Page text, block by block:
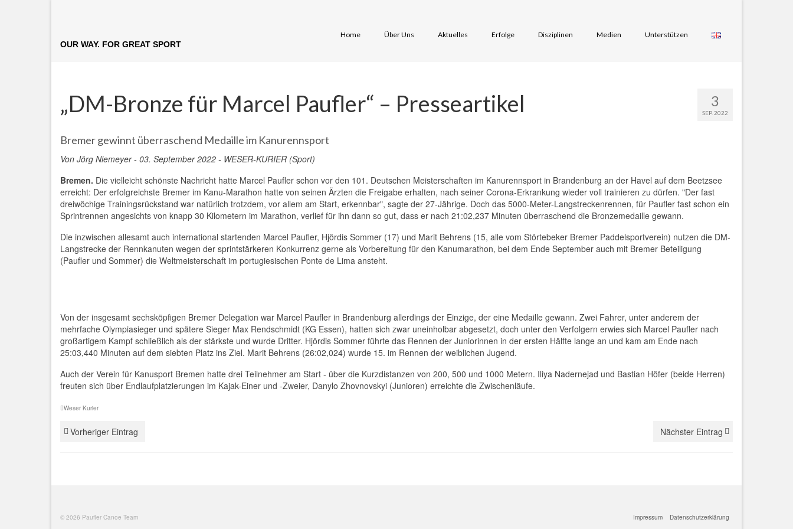
OUR WAY. FOR GREAT SPORT
Home Über Uns Aktuelles Erfolge Disziplinen Medien Unterstützen
3
SEP. 2022
„DM-Bronze für Marcel Paufler“ – Presseartikel
Bremer gewinnt überraschend Medaille im Kanurennsport
Von Jörg Niemeyer - 03. September 2022 - WESER-KURIER (Sport)
Bremen. Die vielleicht schönste Nachricht hatte Marcel Paufler schon vor den 101. Deutschen Meisterschaften im Kanurennsport in Brandenburg an der Havel auf dem Beetzsee
erreicht: Der erfolgreichste Bremer im Kanu-Marathon hatte von seinen Ärzten die Freigabe erhalten, nach seiner Corona-Erkrankung wieder voll trainieren zu dürfen. "Der fast
dreiwöchige Trainingsrückstand war natürlich trotzdem, vor allem am Start, erkennbar", sagte der 27-Jährige. Doch das 5000-Meter-Langstreckenrennen, für Paufler fast schon ein
Sprintrennen angesichts von knapp 30 Kilometern im Marathon, verlief für ihn dann so gut, dass er nach 21:02,237 Minuten überraschend die Bronzemedaille gewann.
Die inzwischen allesamt auch international startenden Marcel Paufler, Hjördis Sommer (17) und Marit Behrens (15, alle vom Störtebeker Bremer Paddelsportverein) nutzen die DM-
Langstrecke der Rennkanuten wegen der sprintstärkeren Konkurrenz gerne als Vorbereitung für den Kanumarathon, bei dem Ende September auch mit Bremer Beteiligung
(Paufler und Sommer) die Weltmeisterschaft im portugiesischen Ponte de Lima ansteht.
Von der insgesamt sechsköpfigen Bremer Delegation war Marcel Paufler in Brandenburg allerdings der Einzige, der eine Medaille gewann. Zwei Fahrer, unter anderem der
mehrfache Olympiasieger und spätere Sieger Max Rendschmidt (KG Essen), hatten sich zwar uneinholbar abgesetzt, doch unter den Verfolgern erwies sich Marcel Paufler nach
großartigem Kampf schließlich als der stärkste und wurde Dritter. Hjördis Sommer führte das Rennen der Juniorinnen in der ersten Hälfte lange an und kam am Ende nach
25:03,440 Minuten auf dem siebten Platz ins Ziel. Marit Behrens (26:02,024) wurde 15. im Rennen der weiblichen Jugend.
Auch der Verein für Kanusport Bremen hatte drei Teilnehmer am Start - über die Kurzdistanzen von 200, 500 und 1000 Metern. Iliya Nadernejad und Bastian Höfer (beide Herren)
freuten sich über Endlaufplatzierungen im Kajak-Einer und -Zweier, Danylo Zhovnovskyi (Junioren) erreichte die Zwischenläufe.
Weser Kurier
Vorheriger Eintrag Nächster Eintrag
Impressum Datenschutzerklärung
© 2026 Paufler Canoe Team